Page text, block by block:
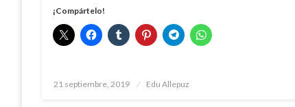
¡Compártelo!
Publicado
21 septiembre, 2019 Edu Allepuz